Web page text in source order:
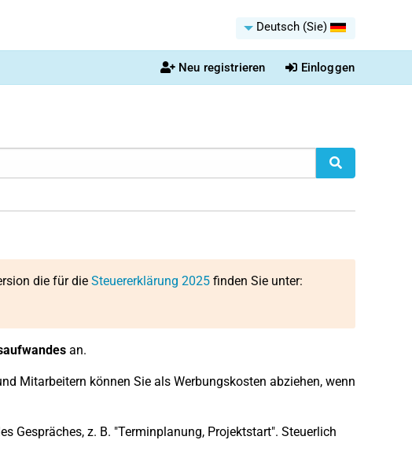
Deutsch (Sie)
Neu registrieren Einloggen
die für die Steuererklärung 2025finden Sie unter:
an.
Mitarbeitern können Sie als Werbungskosten abziehen, wenn
Gespräches, z. B. "Terminplanung, Projektstart". Steuerlich